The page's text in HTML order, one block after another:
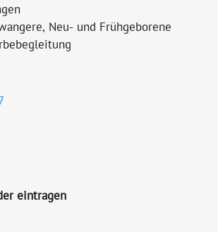
Neu- und Frühgeborene
eintragen